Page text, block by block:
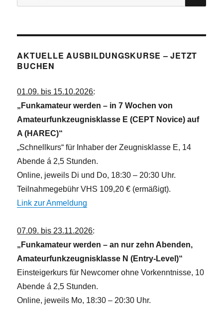
nach:
AKTUELLE AUSBILDUNGSKURSE – JETZT
BUCHEN
01.09. bis 15.10.2026:
„Funkamateur werden – in 7 Wochen von
Amateurfunkzeugnisklasse E (CEPT Novice) auf
A (HAREC)“
„Schnellkurs“ für Inhaber der Zeugnisklasse E, 14
Abende á 2,5 Stunden.
Online, jeweils Di und Do, 18:30 – 20:30 Uhr.
Teilnahmegebühr VHS 109,20 € (ermäßigt).
Link zur Anmeldung
07.09. bis 23.11.2026:
„Funkamateur werden – an nur zehn Abenden,
Amateurfunkzeugnisklasse N (Entry-Level)“
Einsteigerkurs für Newcomer ohne Vorkenntnisse, 10
Abende á 2,5 Stunden.
Online, jeweils Mo, 18:30 – 20:30 Uhr.